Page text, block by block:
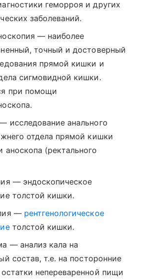
геморроя и других
заболеваний.
— наиболее
точный и достоверный
прямой кишки и
сигмовидной кишки.
при помощи
исследование анального
отдела прямой кишки
(ректального
— эндоскопическое
толстой кишки.
— рентгенологическое
толстой кишки.
— анализ кала на
состав, т.е. на посторонние
непереваренной пищи